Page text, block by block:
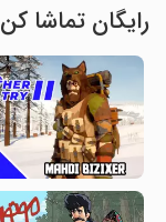
رایگان تماشا کن